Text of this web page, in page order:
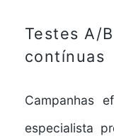
Testes A/
contínuas
Campanhas
especialista